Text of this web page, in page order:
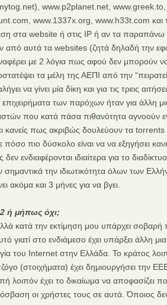
www.p2planet.net,
www.1337x.org, www.h33t.com και
στα website ή στις IP ή αν τα
από αυτά τα websites (ζητά δηλαδή την
με 2 λόγια πως αφού δεν μπορούν
τα μέλη της ΑΕΠΙ από την
να γίνει μία δίκη και για τις τρεις
των παρόχων ήταν για άλλη
που κατά πάσα πιθανότητα αγνοούν
κανείς πως ακριβώς δουλεύουν τα torrents
πόσο πιο δύσκολο είναι να να εξηγήσει
ενδιαφέρονται ιδιαίτερα για το
την ιδιωτικότητα όλων των
ακόμα και 3 μήνες για να βγει.
ή μήπως όχι;
κατά την εκτίμηση μου υπάρχει
γιατί στο ενδιάμεσο έχει υπάρξει άλλη
του Internet στην Ελλάδα. Το κράτος
(στοιχήματα) έχει δημιουργήσει την
λοιπόν έχει το δικαίωμα να αποφασίζει
οι χρήστες τους σε αυτά. Όποιος